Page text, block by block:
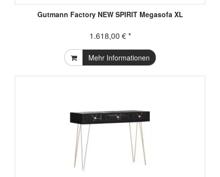
Gutmann Factory NEW SPIRIT Megasofa XL
1.618,00 € *
Mehr Informationen